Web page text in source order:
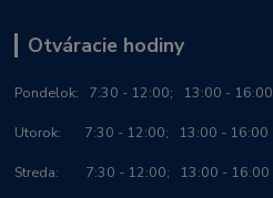
Otváracie hodiny
Pondelok: 7:30 - 12:00; 13:00 - 16:00
Utorok: 7:30 - 12:00; 13:00 - 16:00
Streda: 7:30 - 12:00; 13:00 - 16:00